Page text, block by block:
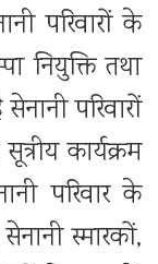
परिवारों के
नियुक्ति तथा
परिवारों
कार्यक्रम
परिवार के
स्मारकों,